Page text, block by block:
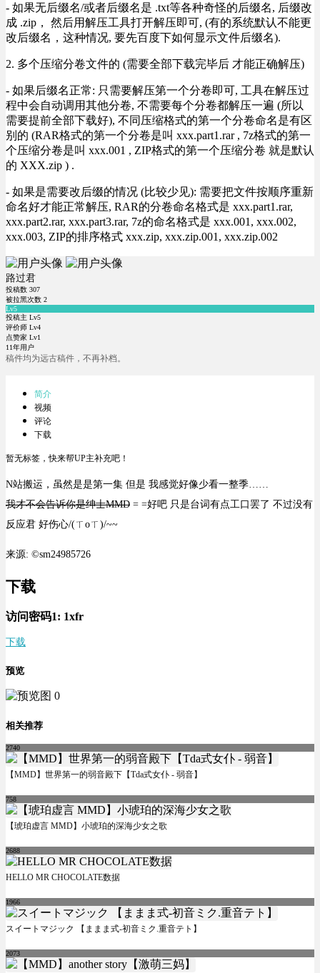
- 如果无后缀名/或者后缀名是 .txt等各种奇怪的后缀名, 后缀改
成 .zip， 然后用解压工具打开解压即可, (有的系统默认不能更
改后缀名，这种情况, 要先百度下如何显示文件后缀名).
2. 多个压缩分卷文件的 (需要全部下载完毕后 才能正确解压)
- 如果后缀名正常: 只需要解压第一个分卷即可, 工具在解压过
程中会自动调用其他分卷, 不需要每个分卷都解压一遍 (所以
需要提前全部下载好), 不同压缩格式的第一个分卷命名是有区
别的 (RAR格式的第一个分卷是叫 xxx.part1.rar , 7z格式的第一
个压缩分卷是叫 xxx.001 , ZIP格式的第一个压缩分卷 就是默认
的 XXX.zip ) .
- 如果是需要改后缀的情况 (比较少见): 需要把文件按顺序重新
命名好才能正常解压, RAR的分卷命名格式是 xxx.part1.rar,
xxx.part2.rar, xxx.part3.rar, 7z的命名格式是 xxx.001, xxx.002,
xxx.003, ZIP的排序格式 xxx.zip, xxx.zip.001, xxx.zip.002
路过君
投稿数 307
被拉黑次数 2
Lv5
投稿主 Lv5
评价师 Lv4
点赞家 Lv1
11年用户
稿件均为远古稿件，不再补档。
简介
视频
评论
下载
暂无标签，快来帮UP主补充吧！
N站搬运，虽然是是第一集 但是 我感觉好像少看一整季……
我才不会告诉你是绅士MMD = =好吧 只是台词有点工口罢了 不过没有
反应君 好伤心/(ㄒoㄒ)/~~
来源: ©sm24985726
下载
访问密码1: 1xfr
下载
预览
相关推荐
2740
【MMD】世界第一的弱音殿下【Tda式女仆 - 弱音】
758
【琥珀虚言 MMD】小琥珀的深海少女之歌
2688
HELLO MR CHOCOLATE数据
1966
スイートマジック 【ままま式-初音ミク.重音テト】
2073